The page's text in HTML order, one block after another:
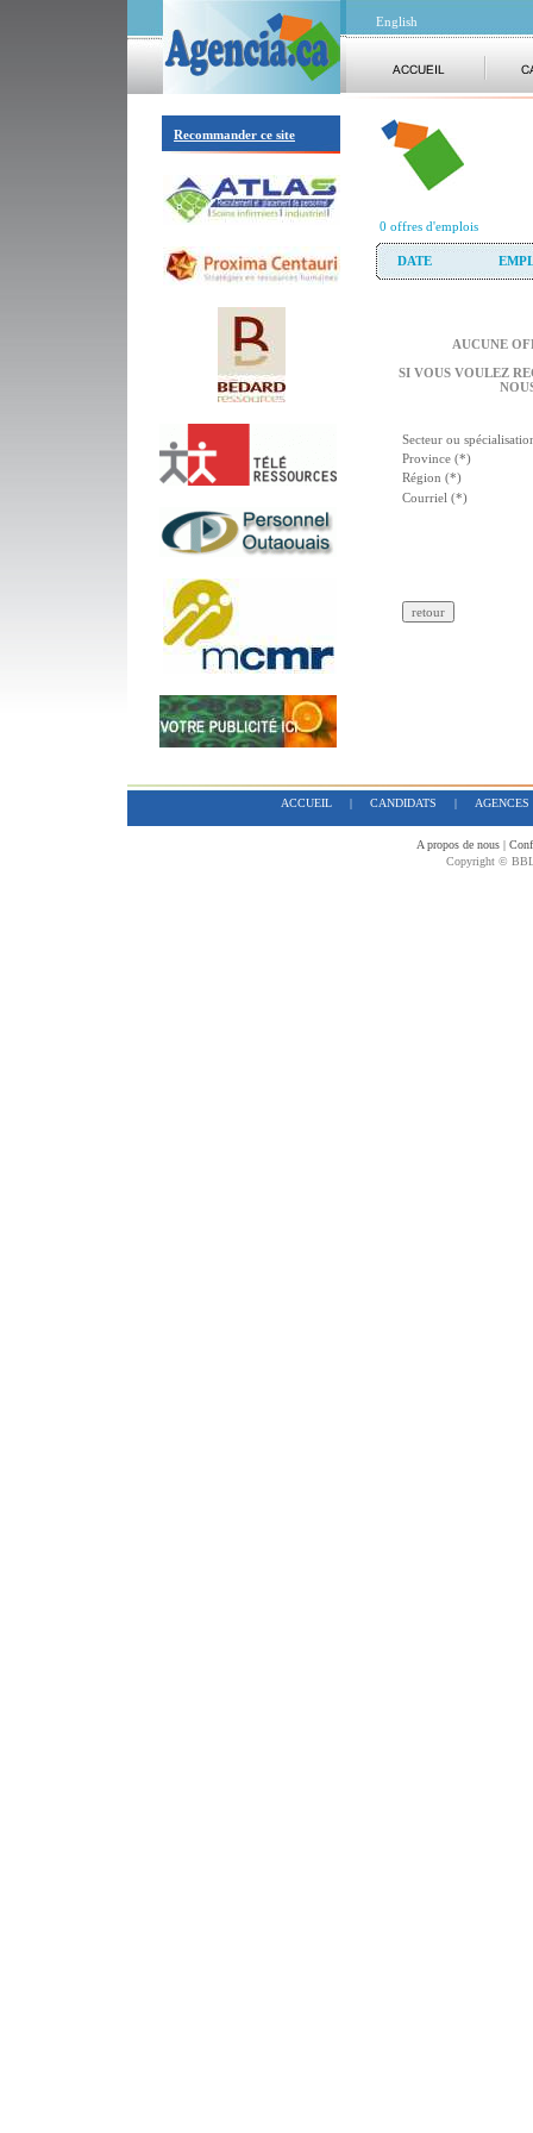
Recommander ce site
English
0 offres d'emplois
DATE
AUCUNE
SI VOUS VOULEZ
Secteur ou
Province (*)
Région (*)
Courriel (*)
ACCUEIL| CANDIDATS | AGENCES
A propos de nous |
Copyright ©